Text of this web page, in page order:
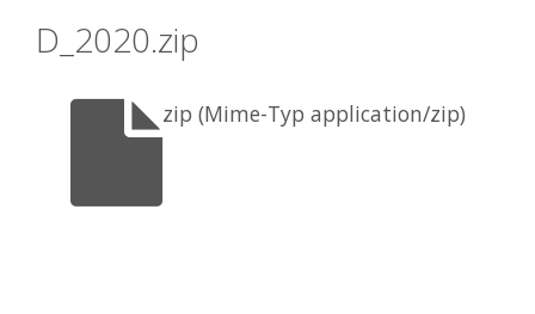
D_2020.zip
zip (Mime-Typ application/zip)